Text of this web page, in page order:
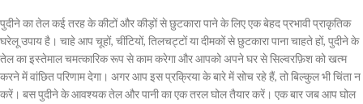
पुदीने का तेल कई तरह के कीटों और कीड़ों से छुटकारा पाने के लिए एक बेहद प्रभावी प्राकृतिक
घरेलू उपाय है। चाहे आप चूहों, चींटियों, तिलचट्टों या दीमकों से छुटकारा पाना चाहते हों, पुदीने के
तेल का इस्तेमाल चमत्कारिक रूप से काम करेगा और आपको अपने घर से सिल्वरफ़िश को खत्म
करने में वांछित परिणाम देगा। अगर आप इस प्रक्रिया के बारे में सोच रहे हैं, तो बिल्कुल भी चिंता न
करें। बस पुदीने के आवश्यक तेल और पानी का एक तरल घोल तैयार करें। एक बार जब आप घोल